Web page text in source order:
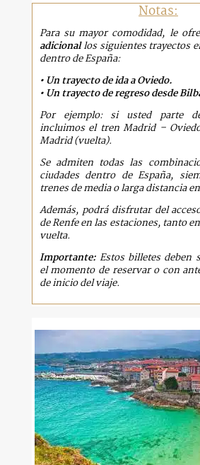
Notas:
Para su mayor comodidad, le
adicionallos siguientes trayectos
dentro de España:
• Un trayecto de ida a Oviedo.
• Un trayecto de regreso desde
Por ejemplo: si usted parte
incluimos el tren Madrid –
Madrid (vuelta).
Se admiten todas las
ciudades dentro de España,
trenes de media o larga distancia
Además, podrá disfrutar del
de Renfe en las estaciones, tanto
vuelta.
Importante:Estos billetes deben
el momento de reservar o con
de inicio del viaje.